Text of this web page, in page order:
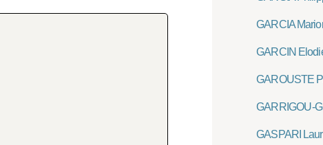
GARCIA
GARCIN
GAROUSTE
GARRIGOU-
GASPARI